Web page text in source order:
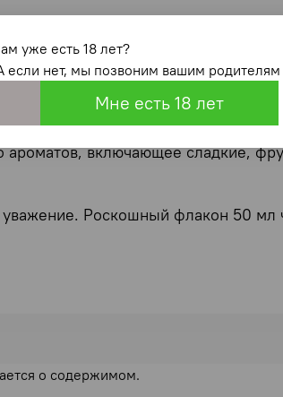
нероли, добавляя в аромат
волнующую базу, подчеркивая
и привлекательность. Они
включающее сладкие,
Роскошный флакон 50 мл
о содержимом.
уже есть 18 лет?
если нет, мы позвоним вашим
Мне есть 18 лет